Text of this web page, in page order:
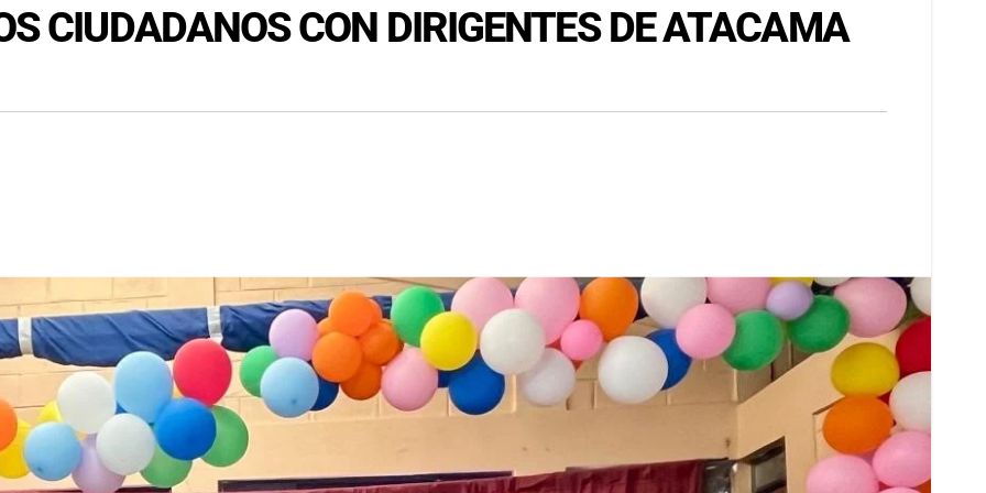
CIUDADANOS CON DIRIGENTES DE ATACAMA